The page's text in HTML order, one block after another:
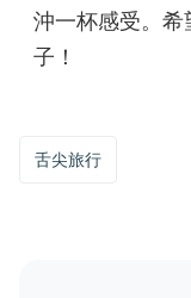
沖一杯感受。
子！
舌尖旅行